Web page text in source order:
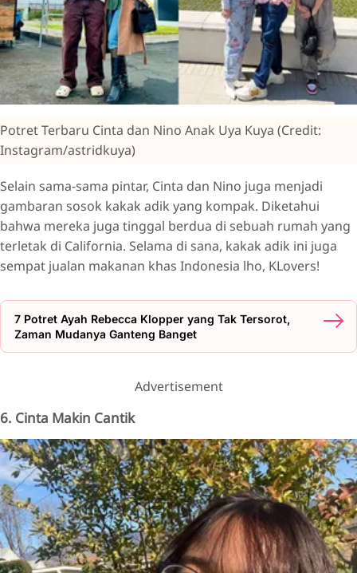
Potret Terbaru Cinta dan Nino Anak Uya Kuya (Credit:
Instagram/astridkuya)
Selain sama-sama pintar, Cinta dan Nino juga menjadi
gambaran sosok kakak adik yang kompak. Diketahui
bahwa mereka juga tinggal berdua di sebuah rumah yang
terletak di California. Selama di sana, kakak adik ini juga
sempat jualan makanan khas Indonesia lho, KLovers!
7 Potret Ayah Rebecca Klopper yang Tak Tersorot,
Zaman Mudanya Ganteng Banget
Advertisement
6. Cinta Makin Cantik